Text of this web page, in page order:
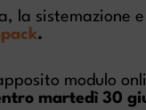
la sistemazione
.
modulo
martedì 30